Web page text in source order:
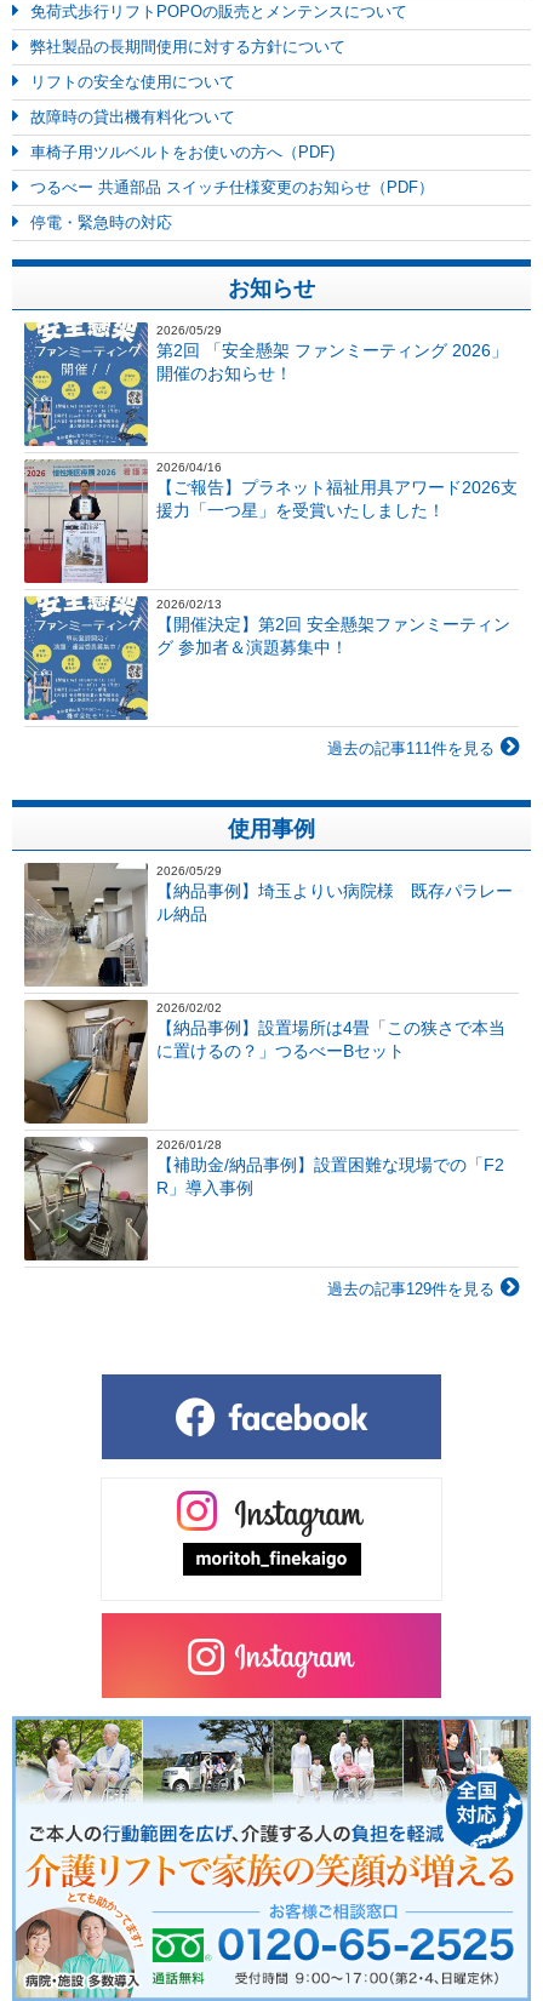
免荷式歩行リフトPOPOの販売とメンテンスについて
弊社製品の長期間使用に対する方針について
リフトの安全な使用について
故障時の貸出機有料化ついて
車椅子用ツルベルトをお使いの方へ（PDF)
つるべー 共通部品 スイッチ仕様変更のお知らせ（PDF）
停電・緊急時の対応
お知らせ
2026/05/29
第2回 「安全懸架 ファンミーティング 2026」
開催のお知らせ！
2026/04/16
【ご報告】プラネット福祉用具アワード2026支
援力「一つ星」を受賞いたしました！
2026/02/13
【開催決定】第2回 安全懸架ファンミーティン
グ 参加者＆演題募集中！
過去の記事111件を見る
使用事例
2026/05/29
【納品事例】埼玉よりい病院様 既存パラレー
ル納品
2026/02/02
【納品事例】設置場所は4畳「この狭さで本当
に置けるの？」つるべーBセット
2026/01/28
【補助金/納品事例】設置困難な現場での「F2
R」導入事例
過去の記事129件を見る